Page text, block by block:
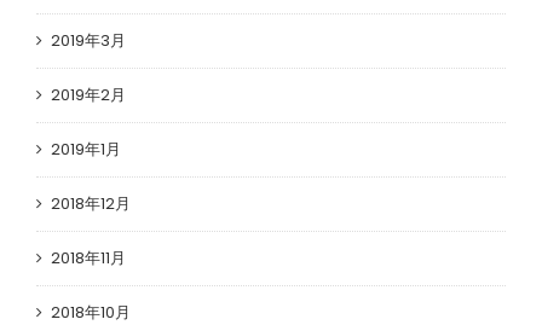
2019年3月
2019年2月
2019年1月
2018年12月
2018年11月
2018年10月